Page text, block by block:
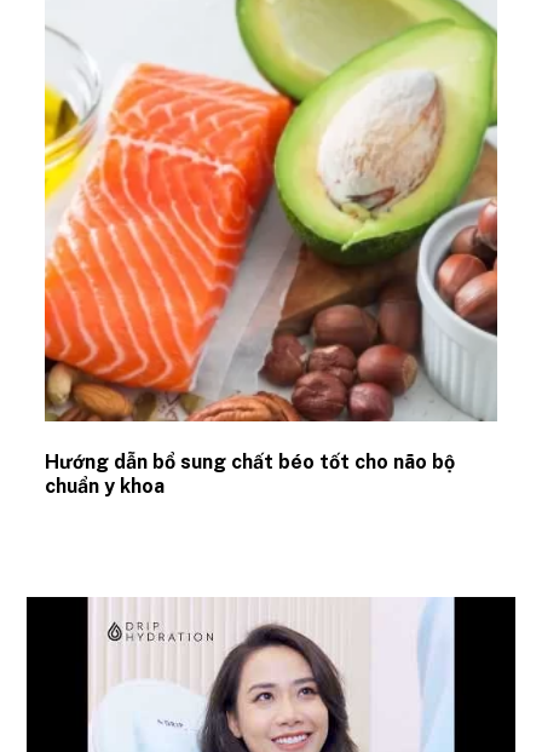
Hướng dẫn bổ sung chất béo tốt cho não bộ
chuẩn y khoa